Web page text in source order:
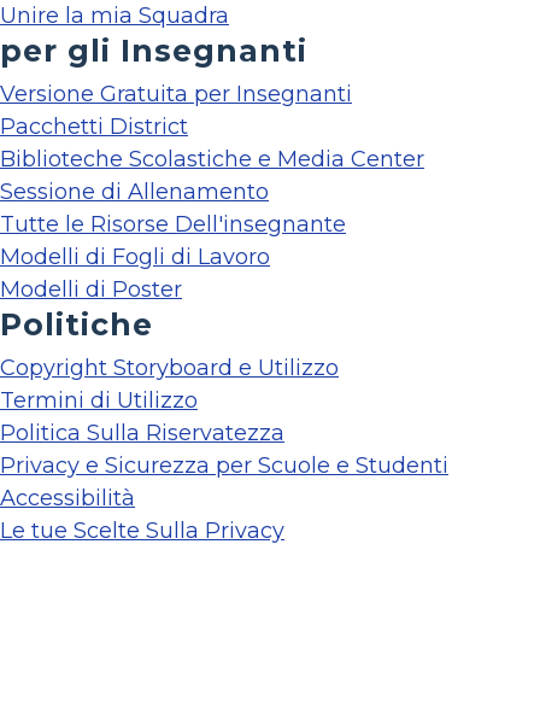
Unire la mia Squadra
per gli Insegnanti
Versione Gratuita per Insegnanti
Pacchetti District
Biblioteche Scolastiche e Media Center
Sessione di Allenamento
Tutte le Risorse Dell'insegnante
Modelli di Fogli di Lavoro
Modelli di Poster
Politiche
Copyright Storyboard e Utilizzo
Termini di Utilizzo
Politica Sulla Riservatezza
Privacy e Sicurezza per Scuole e Studenti
Accessibilità
Le tue Scelte Sulla Privacy